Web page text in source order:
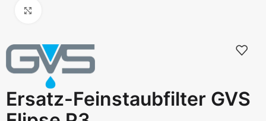
Ersatz-Feinstaubfilter GVS